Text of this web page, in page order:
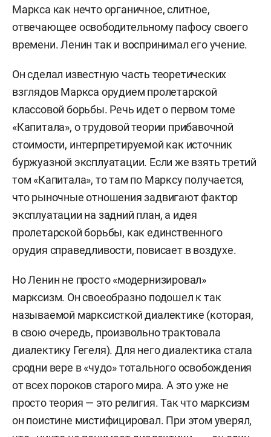
насилия», 1997;
«Кризисы в России: Пути
В поисках себя», 2007;
«Хаос и этнос. Этнические
конфликты в России, 1917–1918
годы. Условия возникновения,
хроника, комментарий, анализ»,
2010;
«Утопия, агрессия, власть.
Психосоциальная динамика
постреволюционного времени.
Россия, 1920–1930», 2012.
Маркса как нечто органичное, слитное,
отвечающее освободительному пафосу своего
времени. Ленин так и воспринимал его учение.
Он сделал известную часть теоретических
взглядов Маркса орудием пролетарской
классовой борьбы. Речь идет о первом томе
«Капитала», о трудовой теории прибавочной
стоимости, интерпретируемой как источник
буржуазной эксплуатации. Если же взять третий
том «Капитала», то там по Марксу получается,
что рыночные отношения задвигают фактор
эксплуатации на задний план, а идея
пролетарской борьбы, как единственного
орудия справедливости, повисает в воздухе.
Но Ленин не просто «модернизировал»
марксизм. Он своеобразно подошел к так
называемой марксисткой диалектике (которая,
в свою очередь, произвольно трактовала
диалектику Гегеля). Для него диалектика стала
сродни вере в «чудо» тотального освобождения
от всех пороков старого мира. А это уже не
просто теория — это религия. Так что марксизм
он поистине мистифицировал. При этом уверял,